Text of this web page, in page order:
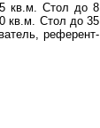
кв.м. Стол до 8
кв.м. Стол до 35
референт-